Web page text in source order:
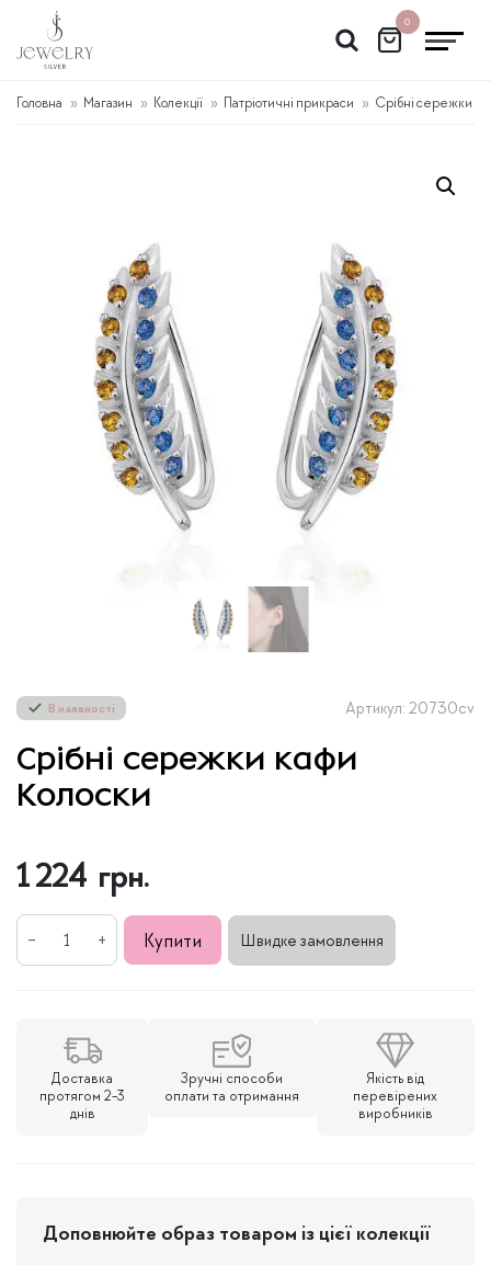
Перейти
вмісту
0
Головна Магазин Колекції Патріотичні прикраси Срібні сережки
В наявності Артикул: 20730cv
Срібні сережки кафи
Колоски
1 224 грн.
Срібні
кількість
Купити Швидке замовлення
Доставка
протягом 2-3
днів
Зручні способи
оплати та отримання
Якість від
перевірених
виробників
Доповнюйте образ товаром із цієї колекції